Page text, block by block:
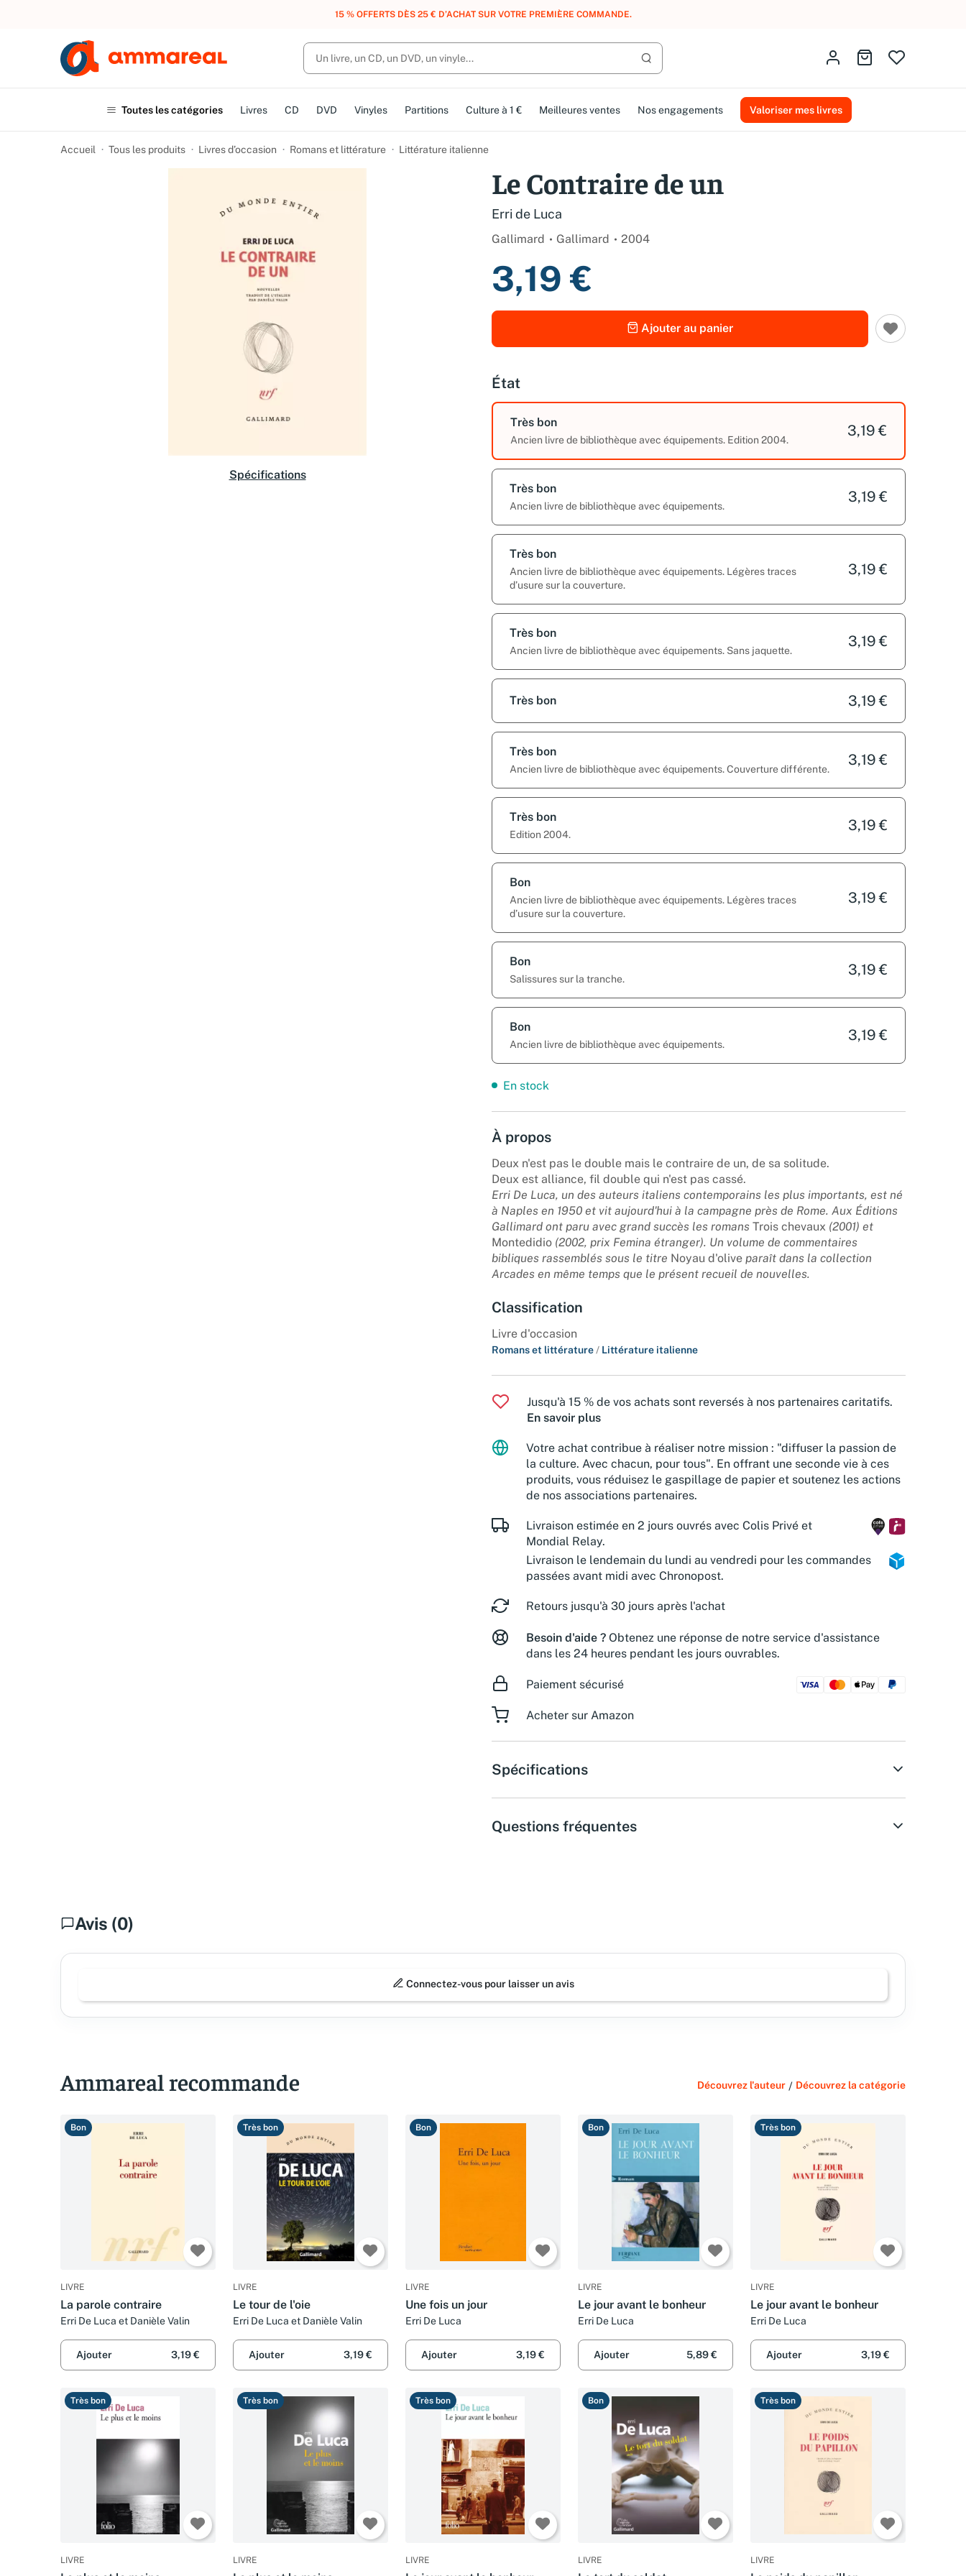
UN ACHAT, DES POINTS, DES RÉCOMPENSES :REJOIGNEZ GRATUITEMENT LE CLUB AMMAREAL.
Lancer la recherche
Identifiez-vousAller au panier
Toutes les catégories Livres CD DVD Vinyles Partitions Culture à 1 € Meilleures ventes Nos engagements Valoriser mes livres
Accueil Tous les produits Livres d’occasion Romans et littérature Littérature italienne
Spécifications
Le Contraire de un
Erri de Luca
Gallimard Gallimard 2004
3,19 €
Ajouter au panier
État
Très bon
Ancien livre de bibliothèque avec équipements. Edition 2004.
3,19 €
Très bon
Ancien livre de bibliothèque avec équipements.
3,19 €
Très bon
Ancien livre de bibliothèque avec équipements. Légères traces
d’usure sur la couverture.
3,19 €
Très bon
Ancien livre de bibliothèque avec équipements. Sans jaquette.
3,19 €
Très bon 3,19 €
Très bon
Ancien livre de bibliothèque avec équipements. Couverture différente.
3,19 €
Très bon
Edition 2004.
3,19 €
Bon
Ancien livre de bibliothèque avec équipements. Légères traces
d’usure sur la couverture.
3,19 €
Bon
Salissures sur la tranche.
3,19 €
Bon
Ancien livre de bibliothèque avec équipements.
3,19 €
En stock
À propos
Deux n'est pas le double mais le contraire de un, de sa solitude.
Deux est alliance, fil double qui n'est pas cassé.
Erri De Luca, un des auteurs italiens contemporains les plus importants, est né
à Naples en 1950 et vit aujourd'hui à la campagne près de Rome. Aux Éditions
Gallimard ont paru avec grand succès les romans Trois chevaux (2001) et
Montedidio (2002, prix Femina étranger). Un volume de commentaires
bibliques rassemblés sous le titre Noyau d'olive paraît dans la collection
Arcades en même temps que le présent recueil de nouvelles.
Classification
Livre d'occasion
Romans et littérature / Littérature italienne
Jusqu'à 15 % de vos achats sont reversés à nos partenaires caritatifs.
En savoir plus
Votre achat contribue à réaliser notre mission : "diffuser la passion de
la culture. Avec chacun, pour tous". En offrant une seconde vie à ces
produits, vous réduisez le gaspillage de papier et soutenez les actions
de nos associations partenaires.
Livraison estimée en 2 jours ouvrés avec Colis Privé et
Mondial Relay.
Livraison le lendemain du lundi au vendredi pour les commandes
passées avant midi avec Chronopost.
Retours jusqu'à 30 jours après l'achat
Besoin d'aide ? Obtenez une réponse de notre service d'assistance
dans les 24 heures pendant les jours ouvrables.
Paiement sécurisé
Acheter sur Amazon
Spécifications
Questions fréquentes
Avis (0)
Connectez-vous pour laisser un avis
Ammareal recommande Découvrez l'auteur / Découvrez la catégorie
Bon
LIVRE
La parole contraire
Erri De Luca et Danièle Valin
Ajouter 3,19 €
Très bon
LIVRE
Le tour de l'oie
Erri De Luca et Danièle Valin
Ajouter 3,19 €
Bon
LIVRE
Une fois un jour
Erri De Luca
Ajouter 3,19 €
Bon
LIVRE
Le jour avant le bonheur
Erri De Luca
Ajouter 5,89 €
Très bon
LIVRE
Le jour avant le bonheur
Erri De Luca
Ajouter 3,19 €
Très bon
LIVRE
Très bon
LIVRE
Très bon
LIVRE
Bon
LIVRE
Très bon
LIVRE